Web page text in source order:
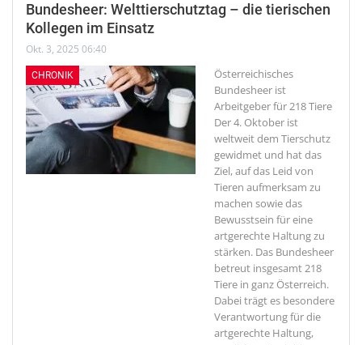
Bundesheer: Welttierschutztag – die tierischen
Kollegen im Einsatz
Okt. 3, 2025 06:40
CHRONIK
Österreichisches
Bundesheer ist
Arbeitgeber für 218 Tiere
Der 4. Oktober ist
weltweit dem Tierschutz
gewidmet und hat das
Ziel, auf das Leid von
Tieren aufmerksam zu
machen sowie das
Bewusstsein für eine
artgerechte Haltung zu
stärken. Das Bundesheer
betreut insgesamt 218
Tiere in ganz Österreich.
Dabei trägt es besondere
Verantwortung für die
artgerechte Haltung,